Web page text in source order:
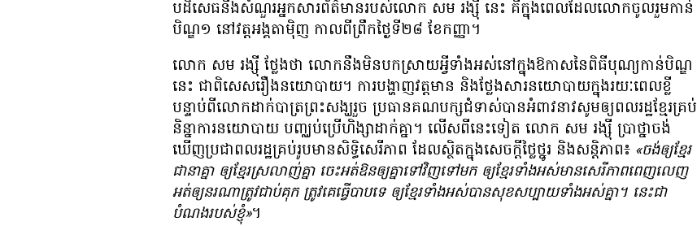
បដិសេធ​នឹង​សំណួរ​​អ្នក​សារព័ត៌មាន​របស់​លោក សម រង្ស៊ី នេះ គឺ​ក្នុង​ពេល​ដែល​លោក​ចូល​រួម​កាន់​
បិណ្ឌ​១ នៅ​វត្ត​អង្គតាម៉ិញ កាល​ពី​ព្រឹក​ថ្ងៃ​ទី​២៨ ខែ​កញ្ញា។
លោក សម រង្ស៊ី ថ្លែង​ថា លោក​នឹង​មិន​បកស្រាយ​អ្វី​ទាំង​អស់​នៅ​ក្នុង​ឱកាស​នៃ​ពិធី​បុណ្យ​កាន់​បិណ្ឌ​
នេះ ជា​ពិសេស​រឿង​នយោបាយ។ ការ​បង្ហាញ​វត្តមាន និង​ថ្លែង​សារ​នយោបាយ​ក្នុង​រយៈពេល​ខ្លី
បន្ទាប់​ពី​លោក​ដាក់​បាត្រ​ព្រះសង្ឃ​រួច ប្រធាន​គណបក្ស​ជំទាស់​បាន​អំពាវនាវ​សូម​ឲ្យ​ពលរដ្ឋ​ខ្មែរ​គ្រប់​
និន្នាការ​នយោបាយ បញ្ឈប់​ប្រើ​ហិង្សា​ដាក់​គ្នា។ លើស​ពី​នេះ​ទៀត លោក សម រង្ស៊ី ប្រាថ្នា​ចង់​
ឃើញ​ប្រជាពលរដ្ឋ​គ្រប់​រូប​មាន​សិទ្ធិ​សេរីភាព ដែល​ស្ថិត​ក្នុង​សេចក្ដី​ថ្លៃថ្នូរ និង​សន្តិភាព៖ «ចង់​ឲ្យ​ខ្មែរ​
ជានា​គ្នា ឲ្យ​ខ្មែរ​ស្រលាញ់​គ្នា ចេះ​អត់ឱន​ឲ្យ​គ្នា​ទៅ​វិញ​ទៅ​មក ឲ្យ​ខ្មែរ​ទាំងអស់​មាន​សេរីភាព​ពេញលេញ
អត់​ឲ្យ​នរណា​ត្រូវ​ជាប់​គុក ត្រូវ​គេ​ធ្វើ​បាប​ទេ ឲ្យ​ខ្មែរ​ទាំងអស់​បាន​សុខ​សប្បាយ​ទាំង​អស់​គ្នា។ នេះ​ជា​
បំណង​របស់​ខ្ញុំ»។